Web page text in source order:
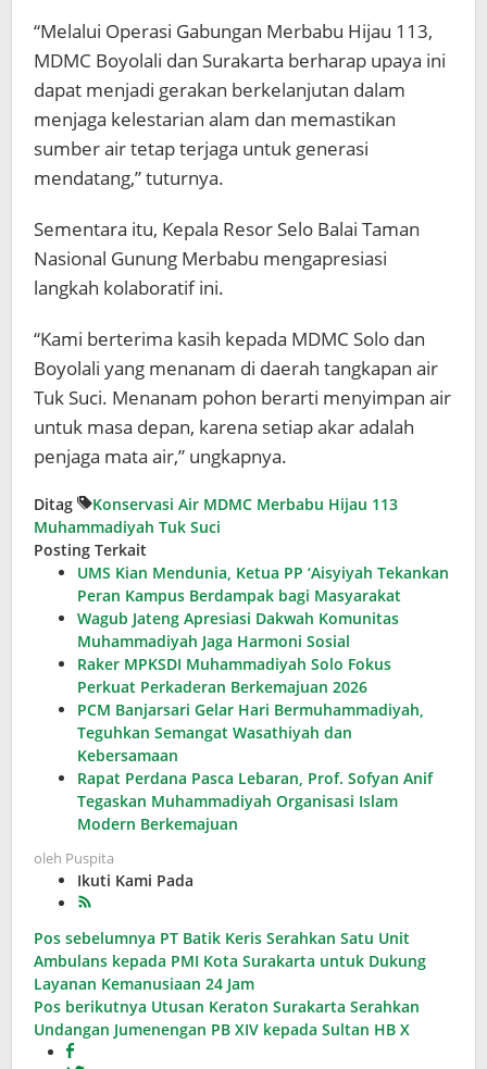
“Melalui Operasi Gabungan Merbabu Hijau 113,
MDMC Boyolali dan Surakarta berharap upaya ini
dapat menjadi gerakan berkelanjutan dalam
menjaga kelestarian alam dan memastikan
sumber air tetap terjaga untuk generasi
mendatang,” tuturnya.
Sementara itu, Kepala Resor Selo Balai Taman
Nasional Gunung Merbabu mengapresiasi
langkah kolaboratif ini.
“Kami berterima kasih kepada MDMC Solo dan
Boyolali yang menanam di daerah tangkapan air
Tuk Suci. Menanam pohon berarti menyimpan air
untuk masa depan, karena setiap akar adalah
penjaga mata air,” ungkapnya.
Ditag Konservasi Air MDMC Merbabu Hijau 113
Muhammadiyah Tuk Suci
Posting Terkait
UMS Kian Mendunia, Ketua PP ‘Aisyiyah Tekankan
Peran Kampus Berdampak bagi Masyarakat
Wagub Jateng Apresiasi Dakwah Komunitas
Muhammadiyah Jaga Harmoni Sosial
Raker MPKSDI Muhammadiyah Solo Fokus
Perkuat Perkaderan Berkemajuan 2026
PCM Banjarsari Gelar Hari Bermuhammadiyah,
Teguhkan Semangat Wasathiyah dan
Kebersamaan
Rapat Perdana Pasca Lebaran, Prof. Sofyan Anif
Tegaskan Muhammadiyah Organisasi Islam
Modern Berkemajuan
oleh Puspita
Ikuti Kami Pada
Navigasi
pos
Pos sebelumnya PT Batik Keris Serahkan Satu Unit
Ambulans kepada PMI Kota Surakarta untuk Dukung
Layanan Kemanusiaan 24 Jam
Pos berikutnya Utusan Keraton Surakarta Serahkan
Undangan Jumenengan PB XIV kepada Sultan HB X